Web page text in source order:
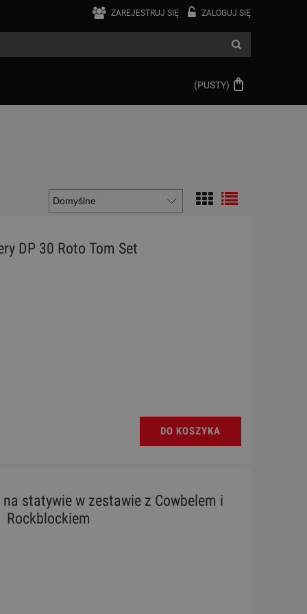
ZAREJESTRUJ SIĘ ZALOGUJ SIĘ
(PUSTY)
DP 30 Roto Tom Set
DO KOSZYKA
statywie w zestawie z Cowbelem i
Rockblockiem